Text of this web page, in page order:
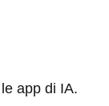
app di IA.